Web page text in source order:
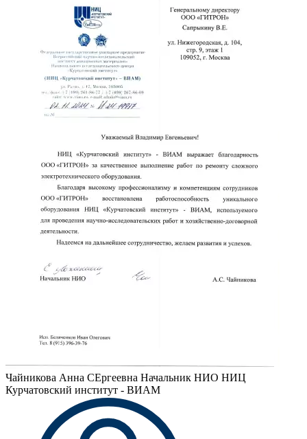
Чайникова Анна СЕргеевна Начальник НИО НИЦ
Курчатовский институт - ВИАМ